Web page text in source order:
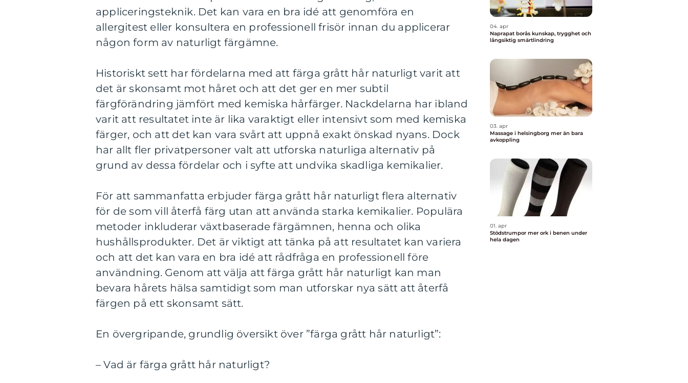
appliceringsteknik. Det kan vara en bra idé att genomföra en
allergitest eller konsultera en professionell frisör innan du applicerar
någon form av naturligt färgämne.
Historiskt sett har fördelarna med att färga grått hår naturligt varit att
det är skonsamt mot håret och att det ger en mer subtil
färgförändring jämfört med kemiska hårfärger. Nackdelarna har ibland
varit att resultatet inte är lika varaktigt eller intensivt som med kemiska
färger, och att det kan vara svårt att uppnå exakt önskad nyans. Dock
har allt fler privatpersoner valt att utforska naturliga alternativ på
grund av dessa fördelar och i syfte att undvika skadliga kemikalier.
För att sammanfatta erbjuder färga grått hår naturligt flera alternativ
för de som vill återfå färg utan att använda starka kemikalier. Populära
metoder inkluderar växtbaserade färgämnen, henna och olika
hushållsprodukter. Det är viktigt att tänka på att resultatet kan variera
och att det kan vara en bra idé att rådfråga en professionell före
användning. Genom att välja att färga grått hår naturligt kan man
bevara hårets hälsa samtidigt som man utforskar nya sätt att återfå
färgen på ett skonsamt sätt.
En övergripande, grundlig översikt över ”färga grått hår naturligt”:
– Vad är färga grått hår naturligt?
04. apr
Naprapat borås kunskap, trygghet och
långsiktig smärtlindring
03. apr
Massage i helsingborg mer än bara
avkoppling
01. apr
Stödstrumpor mer ork i benen under
hela dagen